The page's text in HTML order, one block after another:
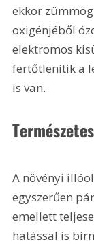
ekkor
oxigénjéből
elektromos
fertőtlenítik a
is van.
A növényi
egyszerűen
emellett
hatással is